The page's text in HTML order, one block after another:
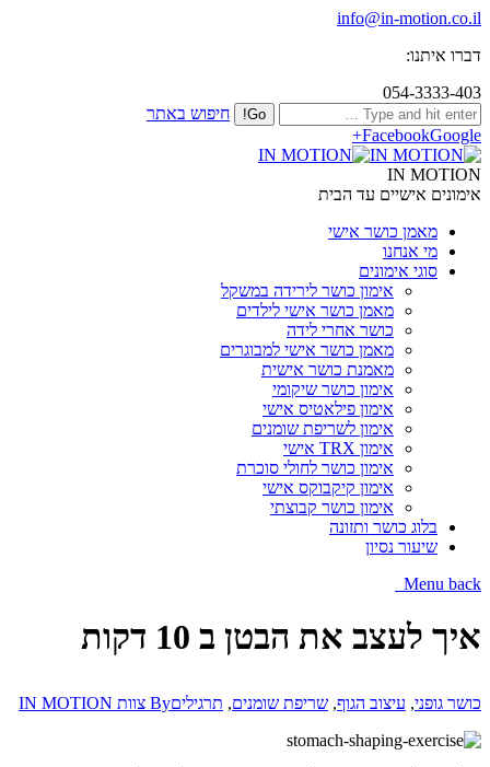
info@in-motion.co.il
דברו איתנו:
054-3333-403
חיפוש באתר
FacebookGoogle+
IN MOTION
אימונים אישיים עד הבית
מאמן כושר אישי
מי אנחנו
סוגי אימונים
אימון כושר לירידה במשקל
מאמן כושר אישי לילדים
כושר אחרי לידה
מאמן כושר אישי למבוגרים
מאמנת כושר אישית
אימון כושר שיקומי
אימון פילאטיס אישי
אימון לשריפת שומנים
אימון TRX אישי
אימון כושר לחולי סוכרת
אימון קיקבוקס אישי
אימון כושר קבוצתי
בלוג כושר ותזונה
שיעור נסיון
Menu back
איך לעצב את הבטן ב 10 דקות
כושר גופני, עיצוב הגוף, שריפת שומנים, תרגיליםBy צוות IN MOTION